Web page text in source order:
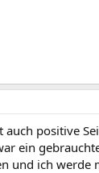
auch positive
ein
und ich werde